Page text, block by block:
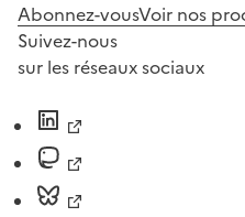
Abonnez-vousVoir nos
Suivez-nous
sur les réseaux sociaux